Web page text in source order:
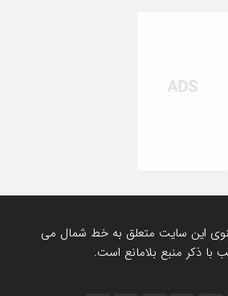
این سایت متعلق به خط شمال می
با ذکر منبع بلامانع است.